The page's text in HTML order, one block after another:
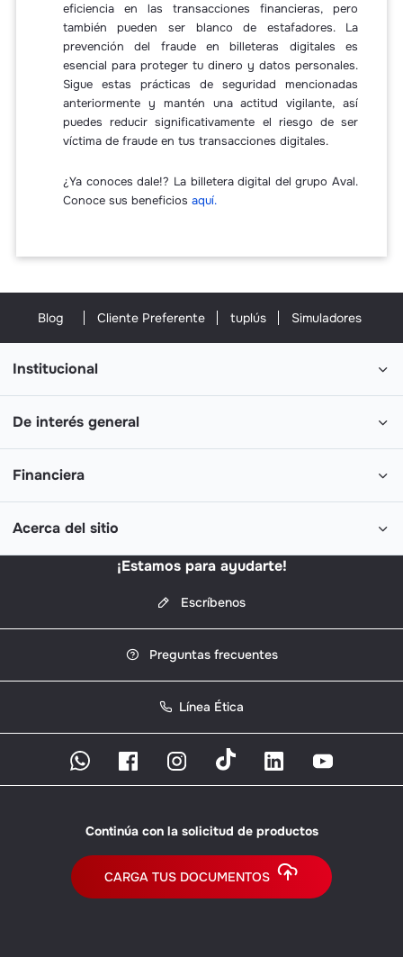
eficiencia en las transacciones financieras, pero
también pueden ser blanco de estafadores. La
prevención del fraude en billeteras digitales es
esencial para proteger tu dinero y datos personales.
Sigue estas prácticas de seguridad mencionadas
anteriormente y mantén una actitud vigilante, así
puedes reducir significativamente el riesgo de ser
víctima de fraude en tus transacciones digitales.
¿Ya conoces dale!? La billetera digital del grupo Aval.
Conoce sus beneficios aquí.
Blog Cliente Preferente tuplús Simuladores
Institucional
De interés general
Financiera
Acerca del sitio
¡Estamos para ayudarte!
Escríbenos
Preguntas frecuentes
Línea Ética
Continúa con la solicitud de productos
CARGA TUS DOCUMENTOS